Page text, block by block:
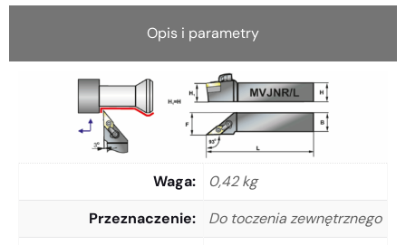
Opis i parametry
Waga
0,42 kg
Przeznaczenie
Do toczenia zewnętrznego